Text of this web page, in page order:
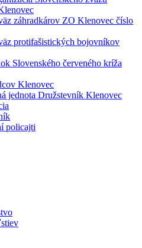
záhradkárov ZO Klenovec číslo
protifašistických bojovníkov
Slovenského červeného kríža
Klenovec
jednota Družstevník Klenovec
policajti